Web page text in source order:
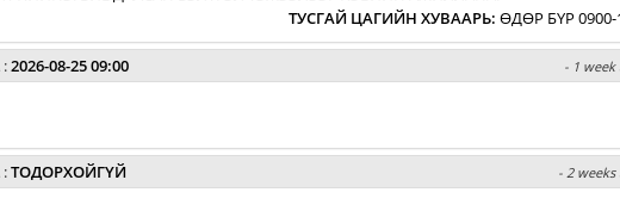
ТУСГАЙ ЦАГИЙН ХУВААРЬ: ӨДӨР БҮР 0900-
2026-08-25 09:00 - 1 week
ТОДОРХОЙГҮЙ - 2 weeks